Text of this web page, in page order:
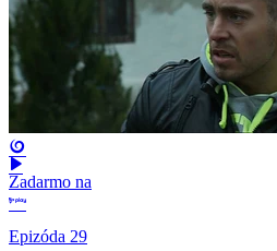
Zadarmo na
Epizóda 29